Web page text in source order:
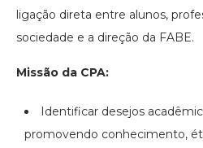
ligação direta entre alunos,
sociedade e a direção da FABE.
Missão da CPA:
Identificar desejos
promovendo conhecimento,